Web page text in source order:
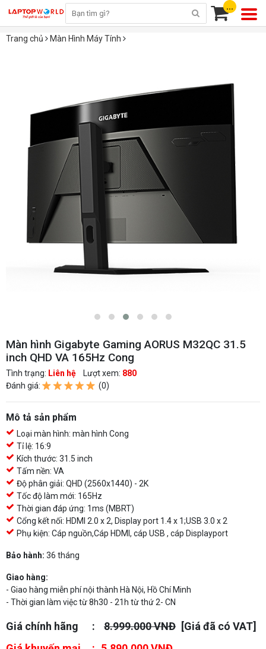
...
Trang chủ Màn Hình Máy Tính
Màn hình Gigabyte Gaming AORUS M32QC 31.5
inch QHD VA 165Hz Cong
Tình trạng: Liên hệ Lượt xem: 880
Đánh giá:
(0)
Mô tả sản phẩm
Loại màn hình: màn hình Cong
Tỉ lệ: 16:9
Kích thước: 31.5 inch
Tấm nền: VA
Độ phân giải: QHD (2560x1440) - 2K
Tốc độ làm mới: 165Hz
Thời gian đáp ứng: 1ms (MBRT)
Cổng kết nối: HDMI 2.0 x 2, Display port 1.4 x 1;USB 3.0 x 2
Phụ kiện: Cáp nguồn,Cáp HDMI, cáp USB , cáp Displayport
Bảo hành: 36 tháng
Giao hàng:
- Giao hàng miễn phí nội thành Hà Nội, Hồ Chí Minh
- Thời gian làm việc từ 8h30 - 21h từ thứ 2- CN
Giá chính hãng 8.999.000 VNĐ [Giá đã có VAT]